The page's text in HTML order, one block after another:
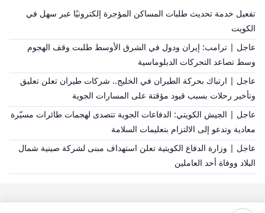
تفعيل خدمة تحديث طلبات المساكن المؤجرة إلكترونيًا عبر سهل في
الكويت
عاجل | ترامب: إيران ودول في الشرق الأوسط طلبت وقف الهجوم
وسط تصاعد التحركات الدبلوماسية
عاجل | ارتباك بحركة الطيران في الخليج.. شركات طيران تعلن تعليق
وتأخير رحلات بسبب قيود مؤقتة على المسارات الجوية
عاجل | الجيش الكويتي: الدفاعات الجوية تتصدى لهجمات طائرات مسيّرة
معادية وتدعو إلى الالتزام بتعليمات السلامة
عاجل | وزارة الدفاع الكويتية تعلن استهداف مبنى لشركة صينية شمال
البلاد ووفاة أحد العاملين